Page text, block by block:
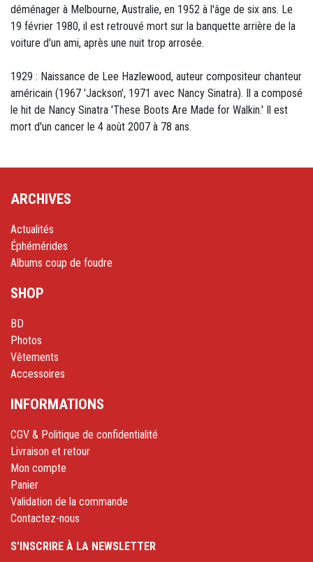
déménager à Melbourne, Australie, en 1952 à l'âge de six ans. Le
19 février 1980, il est retrouvé mort sur la banquette arrière de la
voiture d'un ami, après une nuit trop arrosée.
1929 : Naissance de Lee Hazlewood, auteur compositeur chanteur
américain (1967 'Jackson', 1971 avec Nancy Sinatra). Il a composé
le hit de Nancy Sinatra 'These Boots Are Made for Walkin.' Il est
mort d'un cancer le 4 août 2007 à 78 ans.
ARCHIVES
Actualités
Éphémérides
Albums coup de foudre
SHOP
BD
Photos
Vêtements
Accessoires
INFORMATIONS
CGV & Politique de confidentialité
Livraison et retour
Mon compte
Panier
Validation de la commande
Contactez-nous
S'INSCRIRE À LA NEWSLETTER